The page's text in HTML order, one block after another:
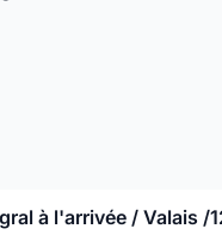
à l'arrivée / Valais /